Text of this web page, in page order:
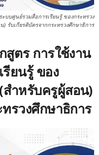
บบศูนย์รวมสื่อการเรียนรู้ ของกระทรวง
) รับเกียรติบัตรจากกระทรวงศึกษาธิการ
ตร การใช้งาน
ยนรู้ ของ
สำหรับครูผู้สอน)
รวงศึกษาธิการ